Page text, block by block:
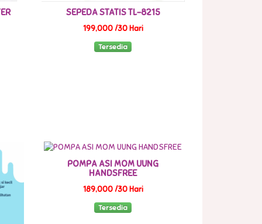
SEPEDA STATIS TL-8215
199,000 /30 Hari
Tersedia
POMPA ASI MOM UUNG
HANDSFREE
189,000 /30 Hari
Tersedia